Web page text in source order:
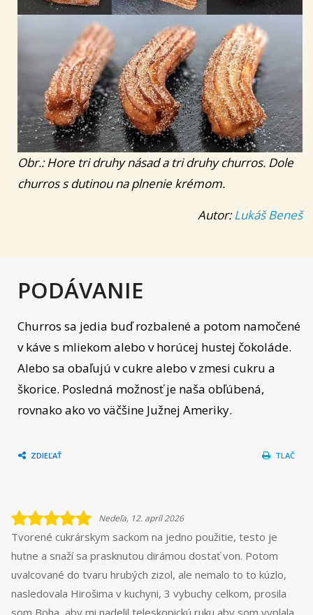
Obr.: Hore tri druhy násad a tri druhy churros. Dole
churros s dutinou na plnenie krémom.
Autor:Lukáš Beneš
PODÁVANIE
Churros sa jedia buď rozbalené a potom namočené
v káve s mliekom alebo v horúcej hustej čokoláde.
Alebo sa obaľujú v cukre alebo v zmesi cukru a
škorice. Posledná možnosť je naša obľúbená,
rovnako ako vo väčšine Južnej Ameriky.
ZDIEĽAŤ TLAČ
Nedeľa, 12. apríl 2026
Tvorené cukrárskym sackom na jedno použitie, testo je
hutne a snaží sa prasknutou dirámou dostať von. Potom
uvalcované do tvaru hrubých zizol, ale nemalo to to kúzlo,
nasledovala Hirošima v kuchyni, 3 vybuchy celkom, prosila